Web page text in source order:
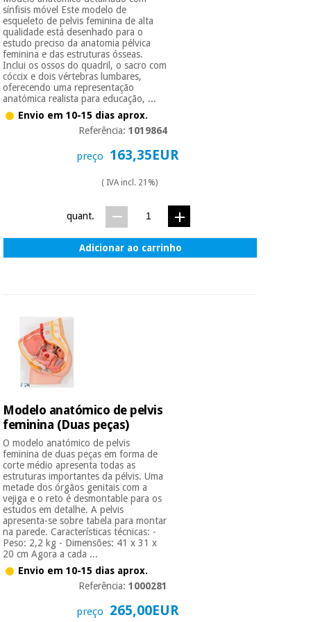
Instrumental
cirúrgico
(liquidação)
sínfisis móvel Este modelo de
esqueleto de pelvis feminina de alta
qualidade está desenhado para o
estudo preciso da anatomia pélvica
feminina e das estruturas ósseas.
Inclui os ossos do quadril, o sacro com
cóccix e dois vértebras lumbares,
oferecendo uma representação
anatómica realista para educação, ...
Envio em 10-15 dias aprox.
Referência:1019864
preço 163,35EUR
( IVA incl. 21%)
quant.
Adicionar ao carrinho
Modelo anatómico de pelvis
feminina (Duas peças)
O modelo anatómico de pelvis
feminina de duas peças em forma de
corte médio apresenta todas as
estruturas importantes da pélvis. Uma
metade dos órgãos genitais com a
vejiga e o reto é desmontable para os
estudos em detalhe. A pelvis
apresenta-se sobre tabela para montar
na parede. Características técnicas: -
Peso: 2,2 kg - Dimensões: 41 x 31 x
20 cm Agora a cada ...
Envio em 10-15 dias aprox.
Referência:1000281
preço 265,00EUR